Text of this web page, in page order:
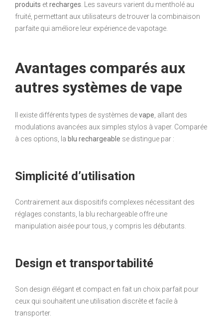
produits etrecharges . Les saveurs varient du mentholé au
fruité, permettant aux utilisateurs de trouver la combinaison
parfaite qui améliore leur expérience de vapotage.
Avantages comparés aux
autres systèmes de vape
Il existe différents types de systèmes devape , allant des
modulations avancées aux simples stylos à vaper. Comparée
à ces options, la blu rechargeable se distingue par :
Simplicité d’utilisation
Contrairement aux dispositifs complexes nécessitant des
réglages constants, la blu rechargeable offre une
manipulation aisée pour tous, y compris les débutants.
Design et transportabilité
Son design élégant et compact en fait un choix parfait pour
ceux qui souhaitent une utilisation discrète et facile à
transporter.